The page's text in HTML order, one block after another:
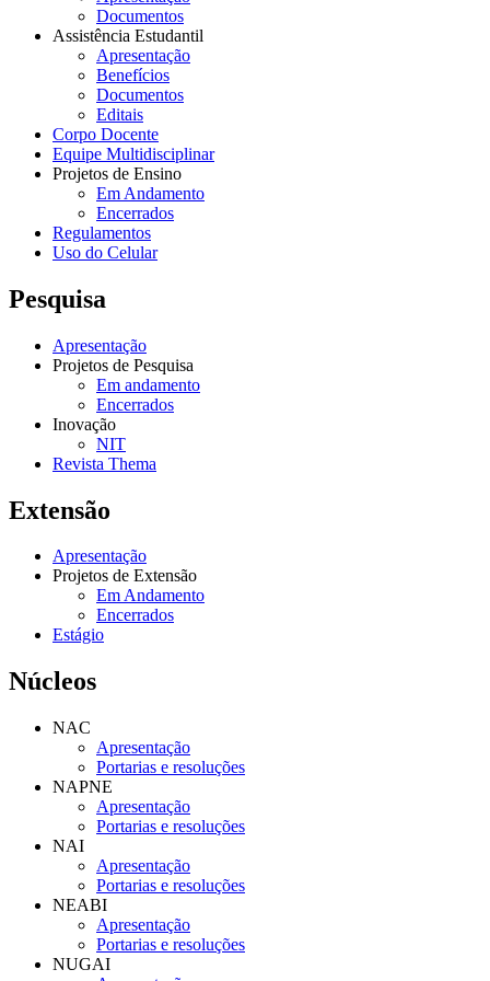
Documentos
Assistência Estudantil
Apresentação
Benefícios
Documentos
Editais
Corpo Docente
Equipe Multidisciplinar
Projetos de Ensino
Em Andamento
Encerrados
Regulamentos
Uso do Celular
Pesquisa
Apresentação
Projetos de Pesquisa
Em andamento
Encerrados
Inovação
NIT
Revista Thema
Extensão
Apresentação
Projetos de Extensão
Em Andamento
Encerrados
Estágio
Núcleos
NAC
Apresentação
Portarias e resoluções
NAPNE
Apresentação
Portarias e resoluções
NAI
Apresentação
Portarias e resoluções
NEABI
Apresentação
Portarias e resoluções
NUGAI